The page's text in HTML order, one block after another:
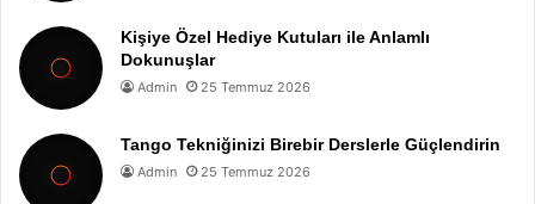
Kişiye Özel Hediye Kutuları ile Anlamlı
Dokunuşlar
Admin 25 Temmuz 2026
Tango Tekniğinizi Birebir Derslerle Güçlendirin
Admin 25 Temmuz 2026